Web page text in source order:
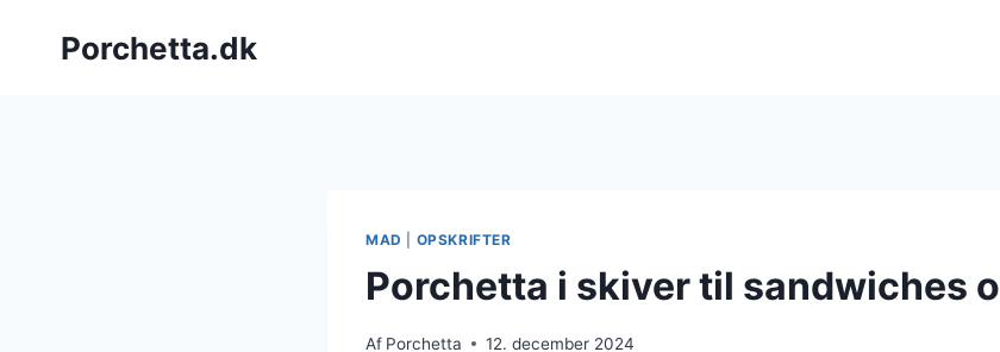
Porchetta.dk
MAD OPSKRIFTER
Porchetta i skiver til sandwiches
Af Porchetta 12. december 2024